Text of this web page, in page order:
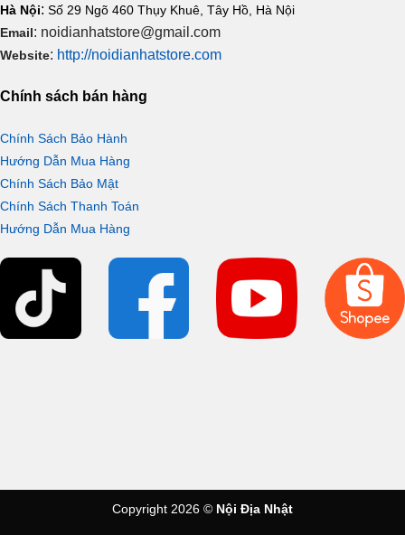
Hà Nội: Số 29 Ngõ 460 Thụy Khuê, Tây Hồ, Hà Nội
Email: noidianhatstore@gmail.com
Website: http://noidianhatstore.com
Chính sách bán hàng
Chính Sách Bảo Hành
Hướng Dẫn Mua Hàng
Chính Sách Bảo Mật
Chính Sách Thanh Toán
Hướng Dẫn Mua Hàng
Copyright 2026 © Nội Địa Nhật